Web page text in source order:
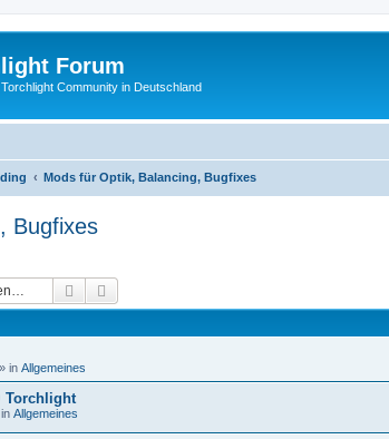
Forum
Community in Deutschland
Mods für Optik, Balancing, Bugfixes
Bugfixes
Suche
» in Allgemeines
Torchlight
Allgemeines